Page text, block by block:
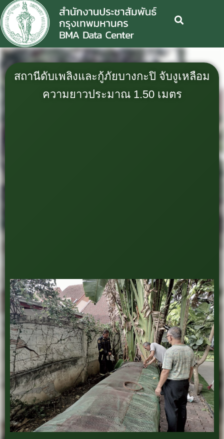
สถานีดับเพลิงและกู้ภัยบางกะปิ จับงูเหลือม
ความยาวประมาณ 1.50 เมตร